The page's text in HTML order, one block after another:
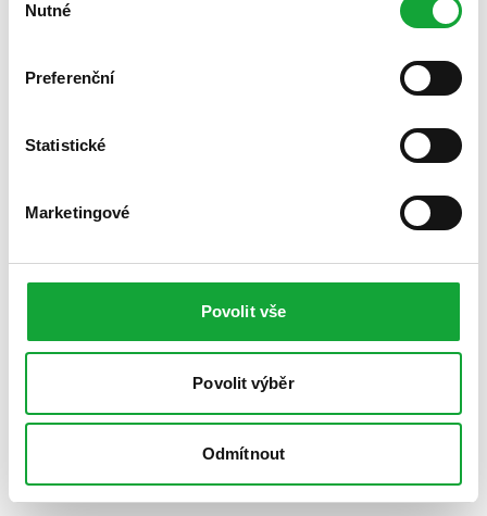
souhlasu
Nutné
Preferenční
Statistické
Marketingové
Povolit vše
Povolit výběr
Odmítnout